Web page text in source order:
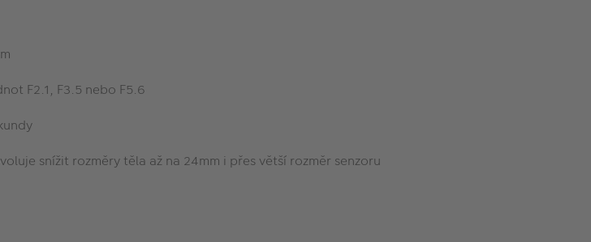
F2.1, F3.5 nebo F5.6
snížit rozměry těla až na 24mm i přes větší rozměr senzoru